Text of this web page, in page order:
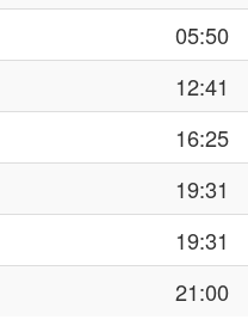
05:50
12:41
16:25
19:31
19:31
21:00